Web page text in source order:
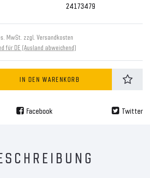
24173479
MwSt. zzgl. Versandkosten
für DE (Ausland abweichend)
IN DEN WARENKORB
Facebook Twitter